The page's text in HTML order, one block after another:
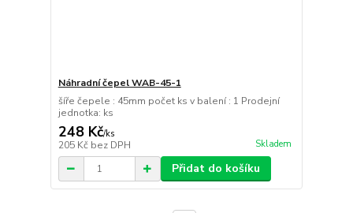
Náhradní čepel WAB-45-1
šíře čepele : 45mm počet ks v balení : 1 Prodejní
jednotka: ks
248 Kč/ks
205 Kč bez DPH Skladem
Přidat do košíku